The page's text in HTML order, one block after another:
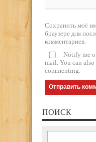
Сохранить моё
браузере для
комментариев.
Notify me
mail. You can also
commenting.
ПОИСК